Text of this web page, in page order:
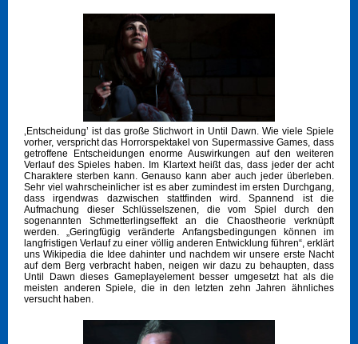
‚Entscheidung’ ist das große Stichwort in Until Dawn. Wie viele Spiele
vorher, verspricht das Horrorspektakel von Supermassive Games, dass
getroffene Entscheidungen enorme Auswirkungen auf den weiteren
Verlauf des Spieles haben. Im Klartext heißt das, dass jeder der acht
Charaktere sterben kann. Genauso kann aber auch jeder überleben.
Sehr viel wahrscheinlicher ist es aber zumindest im ersten Durchgang,
dass irgendwas dazwischen stattfinden wird. Spannend ist die
Aufmachung dieser Schlüsselszenen, die vom Spiel durch den
sogenannten Schmetterlingseffekt an die Chaostheorie verknüpft
werden. „Geringfügig veränderte Anfangsbedingungen können im
langfristigen Verlauf zu einer völlig anderen Entwicklung führen“, erklärt
uns Wikipedia die Idee dahinter und nachdem wir unsere erste Nacht
auf dem Berg verbracht haben, neigen wir dazu zu behaupten, dass
Until Dawn dieses Gameplayelement besser umgesetzt hat als die
meisten anderen Spiele, die in den letzten zehn Jahren ähnliches
versucht haben.